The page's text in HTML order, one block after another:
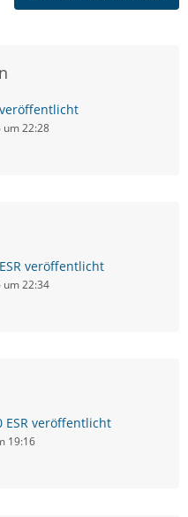
um 22:28
veröffentlicht
um 22:34
veröffentlicht
19:16